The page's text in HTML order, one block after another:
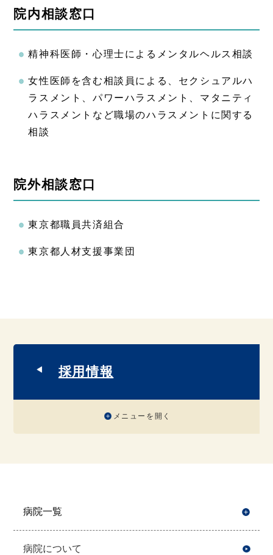
院内相談窓口
精神科医師・心理士によるメンタルヘルス相談
女性医師を含む相談員による、セクシュアルハ
ラスメント、パワーハラスメント、マタニティ
ハラスメントなど職場のハラスメントに関する
相談
院外相談窓口
東京都職員共済組合
東京都人材支援事業団
採用情報
メニューを開く
病院一覧
病院について